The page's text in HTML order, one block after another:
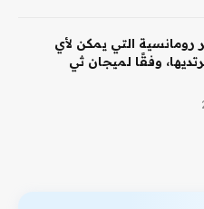
رومانسية التي يمكن لأي
وفقًا لميجان ثي